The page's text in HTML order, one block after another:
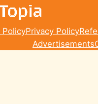
PolicyPrivacy Policy
Advertisements